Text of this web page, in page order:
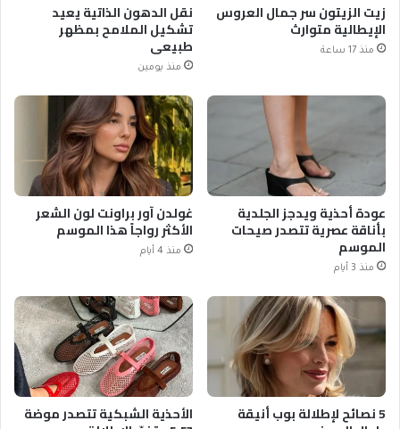
زيت الزيتون سر جمال العروس
الإيطالية متوارث
منذ 17 ساعة
نقل الدهون الذاتية يعيد
تشكيل الملامح بمظهر
طبيعي
منذ يومين
عودة أحذية ويدجز الجلدية
بأناقة عصرية تتصدر صيحات
الموسم
منذ 3 أيام
غولدن آور براونت لون الشعر
الأكثر رواجاً هذا الموسم
منذ 4 أيام
5 نصائح لإطلالة بوب أنيقة الأحذية الشبكية تتصدر موضة